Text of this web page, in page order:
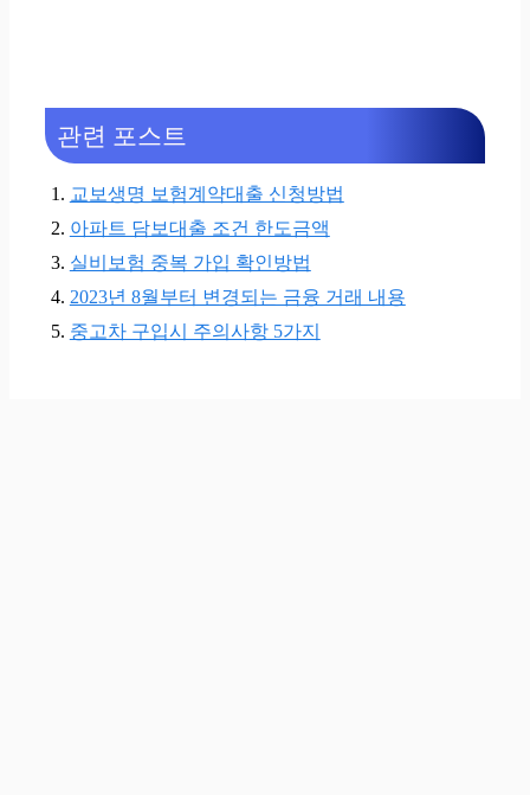
관련 포스트
교보생명 보험계약대출 신청방법
아파트 담보대출 조건 한도금액
실비보험 중복 가입 확인방법
2023년 8월부터 변경되는 금융 거래 내용
중고차 구입시 주의사항 5가지